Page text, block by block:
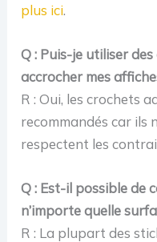
plus ici.
Q : Puis-je utiliser
accrocher mes
R : Oui, les crochets
recommandés car ils
respectent les
Q : Est-il possible de
n’importe quelle
R : La plupart des